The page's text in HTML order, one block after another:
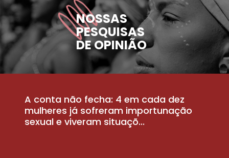
NOSSAS
PESQUISAS
DE OPINIÃO
A conta não fecha: 4 em cada dez
mulheres já sofreram importunação
sexual e viveram situaçõ...